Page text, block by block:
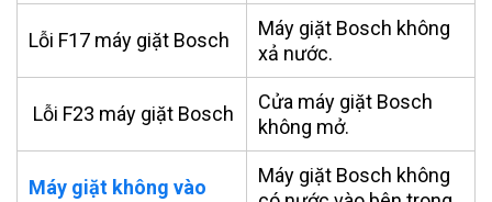
Lỗi F17 máy giặt Bosch
Máy giặt Bosch không
xả nước.
Lỗi F23 máy giặt Bosch
Cửa máy giặt Bosch
không mở.
Máy giặt không vào
Máy giặt Bosch không